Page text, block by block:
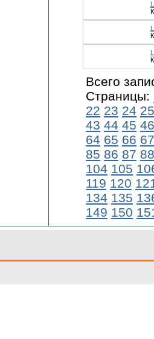
Всего
Страницы:
22 23 24 25
43 44 45 46
64 65 66 67
85 86 87 88
104 105
119 120
134 135
149 150